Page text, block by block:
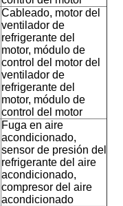
Cableado, motor del
ventilador de
refrigerante del
motor, módulo de
control del motor del
ventilador de
refrigerante del
motor, módulo de
control del motor
Fuga en aire
acondicionado,
sensor de presión del
refrigerante del aire
acondicionado,
compresor del aire
acondicionado